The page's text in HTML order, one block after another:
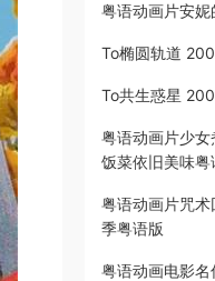
粤语动画片安
To椭圆轨道
To共生惑星
粤语动画片少
饭菜依旧美味粤
粤语动画片咒
季粤语版
粤语动画电影